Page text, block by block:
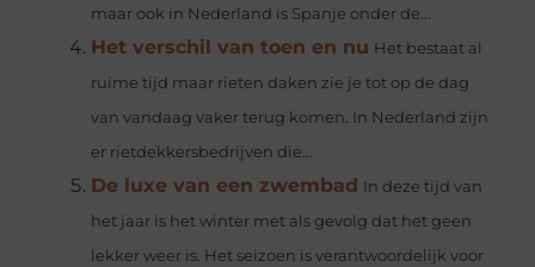
maar ook in Nederland is Spanje onder de...
Het verschil van toen en nu Het bestaat al
ruime tijd maar rieten daken zie je tot op de dag
van vandaag vaker terug komen. In Nederland zijn
er rietdekkersbedrijven die...
De luxe van een zwembad In deze tijd van
het jaar is het winter met als gevolg dat het geen
lekker weer is. Het seizoen is verantwoordelijk voor